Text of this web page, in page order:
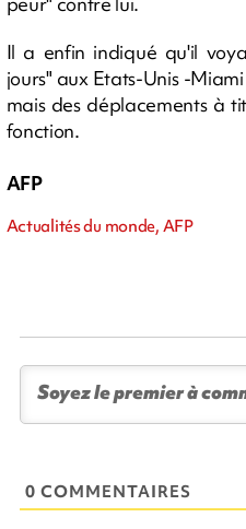
Il a enfin indiqué qu'il
jours" aux Etats-Unis -
mais des déplacements à
fonction.
AFP
Actualités du monde, AFP
0 COMMENTAIRES